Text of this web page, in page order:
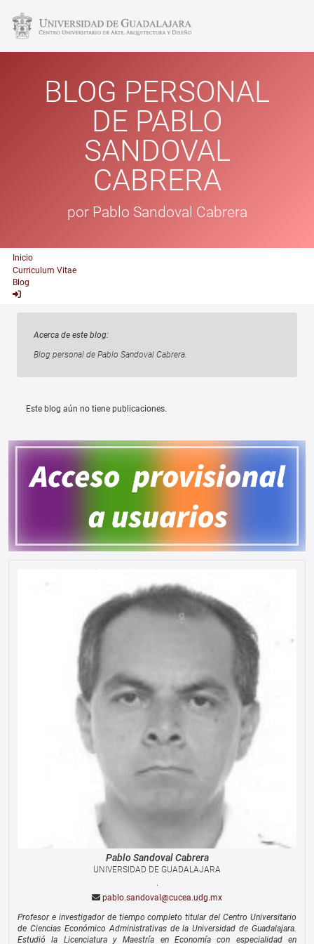
BLOG PERSONAL
DE PABLO
SANDOVAL
CABRERA
por Pablo Sandoval Cabrera
Inicio
Curriculum Vitae
Blog
Acerca de este blog:
Blog personal de Pablo Sandoval Cabrera.
Este blog aún no tiene publicaciones.
Pablo Sandoval Cabrera
UNIVERSIDAD DE GUADALAJARA
.
pablo.sandoval@cucea.udg.mx
Profesor e investigador de tiempo completo titular del Centro Universitario
de Ciencias Económico Administrativas de la Universidad de Guadalajara.
Estudió la Licenciatura y Maestría en Economía con especialidad en